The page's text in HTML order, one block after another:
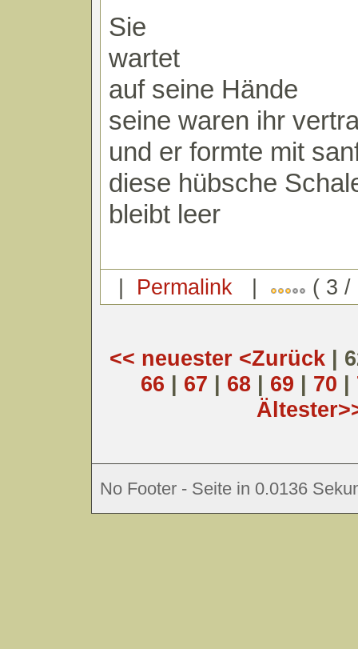
Sie
wartet
auf seine Hände
seine waren ihr
und er formte mit
diese hübsche
bleibt leer
| Permalink | ( 3 /
<< neuester <Zurück
|
66
67 68 69 70
No Footer - Seite in 0.0136